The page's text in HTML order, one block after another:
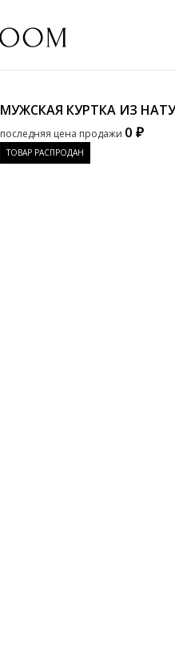
МУЖСКАЯ КУРТКА ИЗ
последняя цена продажи 0 ₽
ТОВАР РАСПРОДАН